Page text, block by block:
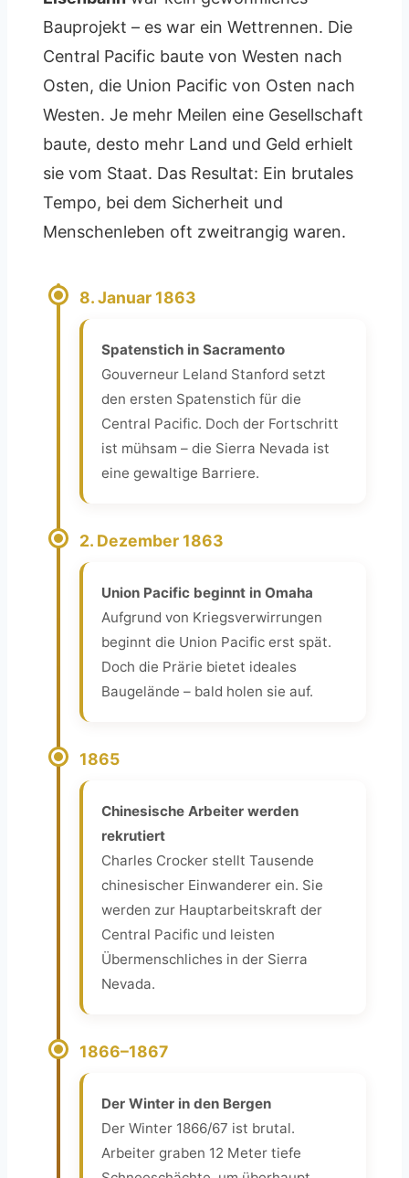
Bauprojekt – es war ein Wettrennen. Die
Central Pacific baute von Westen nach
Osten, die Union Pacific von Osten nach
Westen. Je mehr Meilen eine Gesellschaft
baute, desto mehr Land und Geld erhielt
sie vom Staat. Das Resultat: Ein brutales
Tempo, bei dem Sicherheit und
Menschenleben oft zweitrangig waren.
8. Januar 1863
Spatenstich in Sacramento
Gouverneur Leland Stanford setzt
den ersten Spatenstich für die
Central Pacific. Doch der Fortschritt
ist mühsam – die Sierra Nevada ist
eine gewaltige Barriere.
2. Dezember 1863
Union Pacific beginnt in Omaha
Aufgrund von Kriegsverwirrungen
beginnt die Union Pacific erst spät.
Doch die Prärie bietet ideales
Baugelände – bald holen sie auf.
1865
Chinesische Arbeiter werden
rekrutiert
Charles Crocker stellt Tausende
chinesischer Einwanderer ein. Sie
werden zur Hauptarbeitskraft der
Central Pacific und leisten
Übermenschliches in der Sierra
Nevada.
1866–1867
Der Winter in den Bergen
Der Winter 1866/67 ist brutal.
Arbeiter graben 12 Meter tiefe